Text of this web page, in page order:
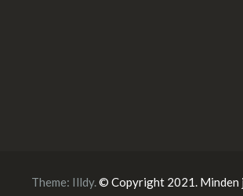
Theme: Illdy.© Copyright 2021. Minden